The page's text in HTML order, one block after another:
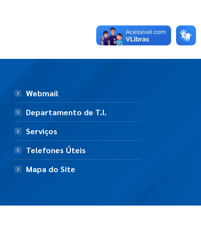
Webmail
Departamento de T.I.
Serviços
Telefones Úteis
Mapa do Site